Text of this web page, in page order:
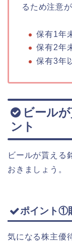
るため注意
保有1年
保有2年
保有3年
ビール
ント
ビールが貰える
おきましょう。
ポイント①
気になる株主優